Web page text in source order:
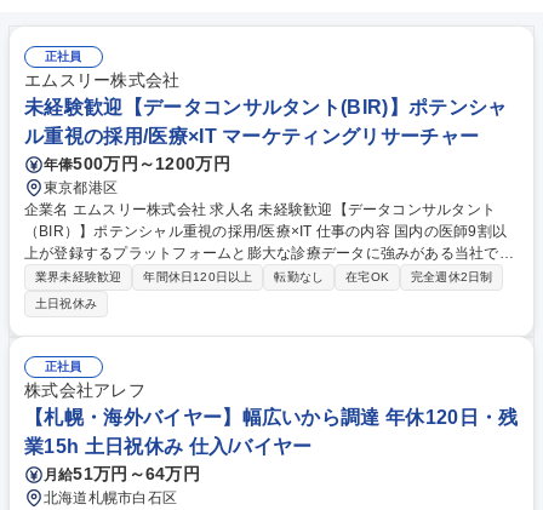
正社員
エムスリー株式会社
未経験歓迎【データコンサルタント(BIR)】ポテンシャ
ル重視の採用/医療×IT マーケティングリサーチャー
年俸500万円～1200万円
東京都港区
企業名 エムスリー株式会社 求人名 未経験歓迎【データコンサルタント
（BIR）】ポテンシャル重視の採用/医療×IT 仕事の内容 国内の医師9割以
上が登録するプラットフォームと膨大な診療データに強みがある当社で、
データ分析に基づくインサイト抽出から、顧客の意思決定支援、さらには
サービス改善まで一気通貫で携わっていただきます。 【具体的には】クラ
イアントである製薬企業等が抱えるマーケティング課題に対し、医療従事
者へのアンケートデータやリアルワールドデータ（電子カルテデータ等）
を活用して解決策を提案します。単なる分析やレポーティングにとどまら
ず、自らインサイトを見出し、顧客の本質的な課題解決にコミットしてい
ただきます。自らPDCAを回しながら、新規サービスの開発やプロダクト
の改善にも挑戦できる環境です 募集職種 未経験歓迎【データコンサルタ
ント（BIR）】ポテンシャル重視の採用/医療×IT
業界未経験歓迎 年間休日120日以上 転勤なし 在宅OK
完全週休2日制
土日祝休み
正社員
株式会社アレフ
【札幌・海外バイヤー】幅広いから調達 年休120日・残
業15h 土日祝休み 仕入/バイヤー
月給51万円～64万円
北海道札幌市白石区